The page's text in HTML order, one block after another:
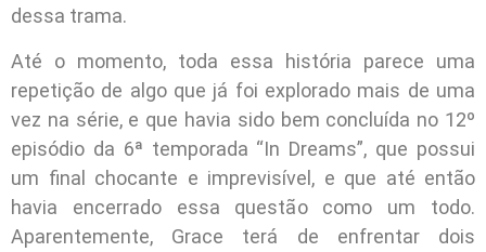
dessa trama.
Até o momento, toda essa história parece uma
repetição de algo que já foi explorado mais de uma
vez na série, e que havia sido bem concluída no 12º
episódio da 6ª temporada “In Dreams”, que possui
um final chocante e imprevisível, e que até então
havia encerrado essa questão como um todo.
Aparentemente, Grace terá de enfrentar dois